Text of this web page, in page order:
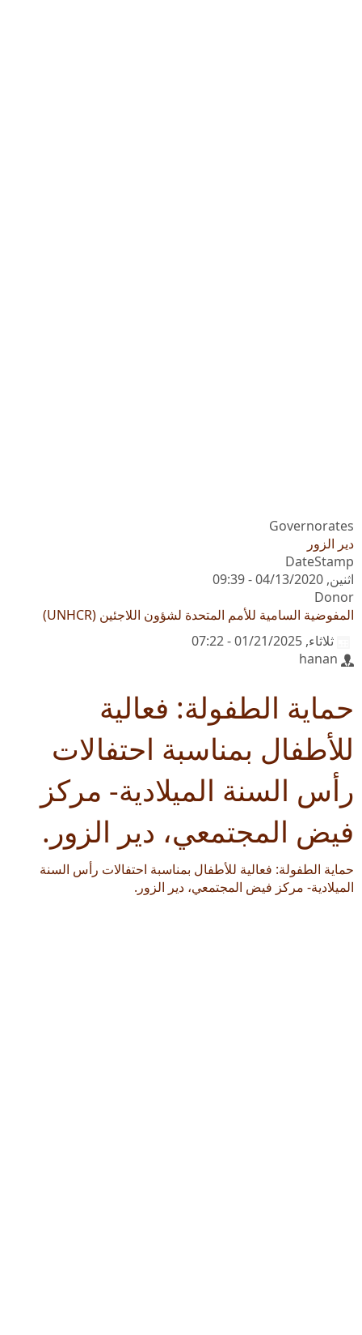
Governorates
دير الزور
DateStamp
اثنين, 04/13/2020 - 09:39
Donor
المفوضية السامية للأمم المتحدة لشؤون اللاجئين (UNHCR)
ثلاثاء, 01/21/2025 - 07:22
hanan
حماية الطفولة: فعالية
للأطفال بمناسبة احتفالات
رأس السنة الميلادية- مركز
فيض المجتمعي، دير الزور.
حماية الطفولة: فعالية للأطفال بمناسبة احتفالات رأس السنة
الميلادية- مركز فيض المجتمعي، دير الزور.